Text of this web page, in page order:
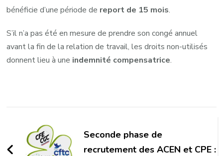
bénéficie d’une période de report de 15 mois.
S’il n’a pas été en mesure de prendre son congé annuel
avant la fin de la relation de travail, les droits non-utilisés
donnent lieu à une indemnité compensatrice.
d'article
Seconde phase de
recrutement des ACEN et CPE :